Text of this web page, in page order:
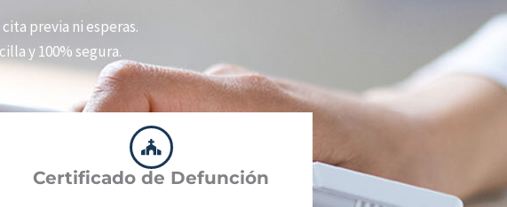
cita previa ni esperas.
y 100% segura.
Certificado de Defunción